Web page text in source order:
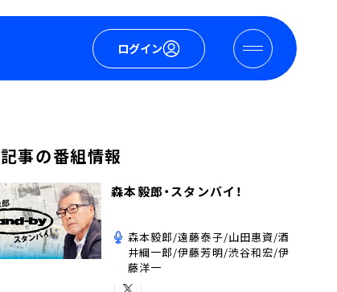
ログイン
事の番組情報
森本毅郎・スタンバイ！
森本毅郎/遠藤泰子/山田惠資/酒
井綱一郎/伊藤芳明/渋谷和宏/伊
藤洋一